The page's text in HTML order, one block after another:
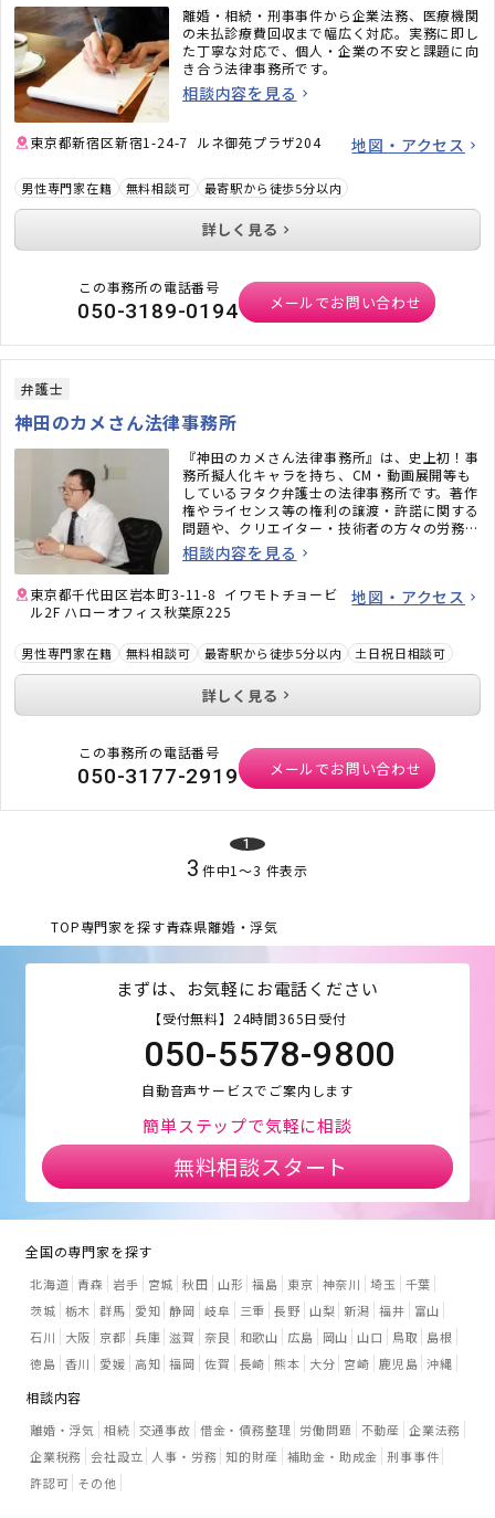
離婚・相続・刑事事件から企業法務、医療機関
の未払診療費回収まで幅広く対応。実務に即し
た丁寧な対応で、個人・企業の不安と課題に向
き合う法律事務所です。
相談内容を見る
東京都新宿区新宿1-24-7 ルネ御苑プラザ204 地図・アクセス
男性専門家在籍 無料相談可 最寄駅から徒歩5分以内
詳しく見る
この事務所の電話番号
050-3189-0194 メールでお問い合わせ
弁護士
神田のカメさん法律事務所
『神田のカメさん法律事務所』は、史上初！事
務所擬人化キャラを持ち、CM・動画展開等も
しているヲタク弁護士の法律事務所です。著作
権やライセンス等の権利の譲渡・許諾に関する
問題や、クリエイター・技術者の方々の労務問
題にも力を入れています。また、相続問題、遺
言書作成、戦略的離婚サービスなどもご好評い
相談内容を見る
東京都千代田区岩本町3-11-8 イワモトチョービ
ル2F ハローオフィス秋葉原225
地図・アクセス
男性専門家在籍 無料相談可 最寄駅から徒歩5分以内 土日祝日相談可
詳しく見る
この事務所の電話番号
050-3177-2919 メールでお問い合わせ
1
3 件中1〜3 件表示
TOP専門家を探す青森県離婚・浮気
まずは、お気軽にお電話ください
【受付無料】24時間365日受付
050-5578-9800
自動音声サービスでご案内します
簡単ステップで気軽に相談
無料相談スタート
全国の専門家を探す
北海道 青森 岩手 宮城 秋田 山形 福島 東京 神奈川 埼玉
千葉
茨城 栃木 群馬 愛知 静岡 岐阜 三重 長野 山梨 新潟 福井
富山
石川
大阪 京都 兵庫 滋賀 奈良 和歌山 広島 岡山 山口 鳥取
島根
徳島 香川 愛媛 高知 福岡 佐賀 長崎 熊本 大分 宮崎 鹿児島 沖縄
相談内容
離婚・浮気 相続 交通事故 借金・債務整理 労働問題 不動産 企業法務
企業税務 会社設立 人事・労務 知的財産 補助金・助成金 刑事事件
許認可 その他